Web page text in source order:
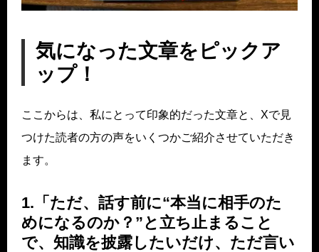
気になった文章をピックア
ップ！
ここからは、私にとって印象的だった文章と、Xで見
つけた読者の方の声をいくつかご紹介させていただき
ます。
1.「ただ、話す前に“本当に相手のた
めになるのか？”と立ち止まること
で、知識を披露したいだけ、ただ言い